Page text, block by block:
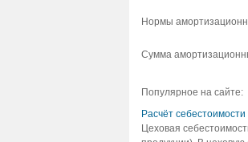
Нормы
Сумма
Популярное на сайте:
Расчёт
Цеховая